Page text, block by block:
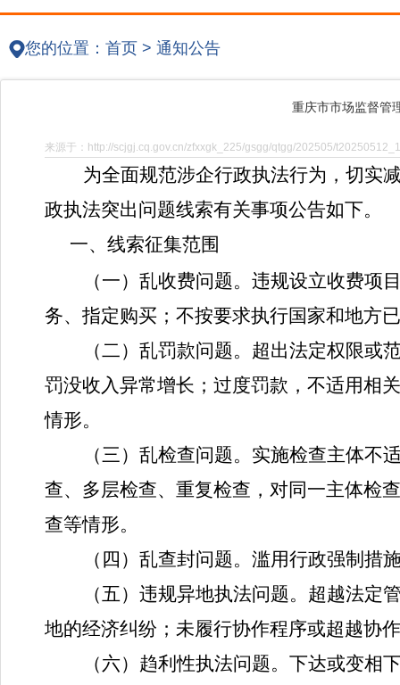
您的位置： 首页 > 通知公告
重庆市市场监督管
来源于：http://scjgj.cq.gov.cn/zfxxgk_225/gsgg/qtgg/202505/
为全面规范涉企行政执法行为，切实
政执法突出问题线索有关事项公告如下。
一、线索征集范围
（一）乱收费问题。 违规设立收费项
务、指定购买；不按要求执行国家和地方
（二）乱罚款问题。 超出法定权限或
罚没收入异常增长；过度罚款，不适用相
情形。
（三）乱检查问题。 实施检查主体不
查、多层检查、重复检查，对同一主体检
查等情形。
（四）乱查封问题。 滥用行政强制措
（五）违规异地执法问题。 超越法定
地的经济纠纷；未履行协作程序或超越协
（六）趋利性执法问题。 下达或变相